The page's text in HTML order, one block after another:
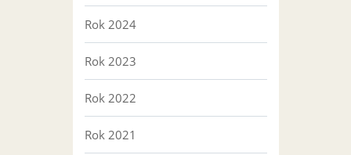
Rok 2024
Rok 2023
Rok 2022
Rok 2021